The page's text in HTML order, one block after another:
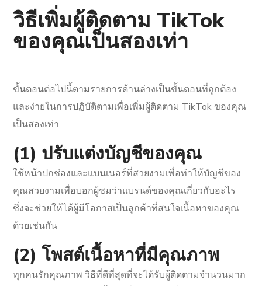
วิธีเพิ่มผู้ติดตาม TikTok
ของคุณเป็นสองเท่า
ขั้นตอนต่อไปนี้ตามรายการด้านล่างเป็นขั้นตอนที่ถูกต้อง
และง่ายในการปฏิบัติตามเพื่อเพิ่มผู้ติดตาม TikTok ของคุณ
เป็นสองเท่า
(1) ปรับแต่งบัญชีของคุณ
ใช้หน้าปกช่องและแบนเนอร์ที่สวยงามเพื่อทำให้บัญชีของ
คุณสวยงามเพื่อบอกผู้ชมว่าแบรนด์ของคุณเกี่ยวกับอะไร
ซึ่งจะช่วยให้ได้ผู้มีโอกาสเป็นลูกค้าที่สนใจเนื้อหาของคุณ
ด้วยเช่นกัน
(2) โพสต์เนื้อหาที่มีคุณภาพ
ทุกคนรักคุณภาพ วิธีที่ดีที่สุดที่จะได้รับผู้ติดตามจำนวนมาก